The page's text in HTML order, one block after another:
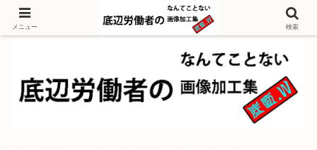
独身底辺おじさんが風景写真をイラスト風に加工するブログ
メニュー 検索